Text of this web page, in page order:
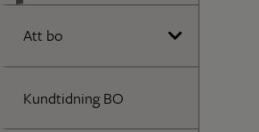
Att bo
Kundtidning BO